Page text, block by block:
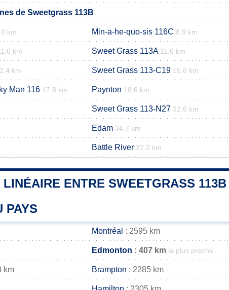
de Sweetgrass 113B
0 km Min-a-he-quo-sis 116C 8.9 km
km Sweet Grass 113A 11.6 km
km Sweet Grass 113-C19 15.6 km
Man 116 17.8 km Paynton 18.6 km
Sweet Grass 113-N27 32.6 km
Edam 34.7 km
Battle River 37.2 km
LINÉAIRE ENTRE SWEETGRASS
PAYS
Montréal : 2595 km
Edmonton : 407 km la plus proche
km Brampton : 2285 km